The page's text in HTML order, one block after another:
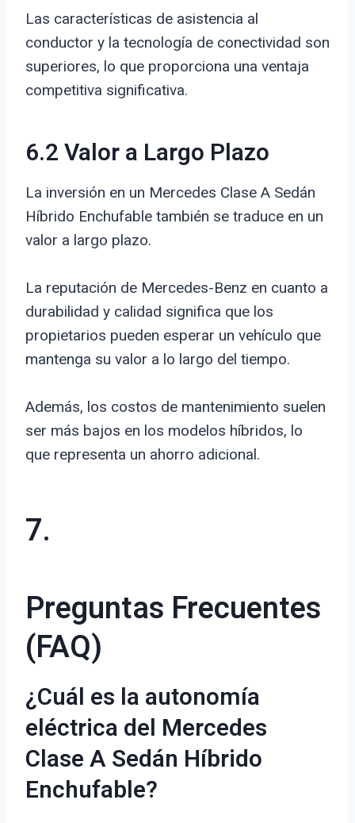
Las características de asistencia al
conductor y la tecnología de conectividad son
superiores, lo que proporciona una ventaja
competitiva significativa.
6.2 Valor a Largo Plazo
La inversión en un Mercedes Clase A Sedán
Híbrido Enchufable también se traduce en un
valor a largo plazo.
La reputación de Mercedes-Benz en cuanto a
durabilidad y calidad significa que los
propietarios pueden esperar un vehículo que
mantenga su valor a lo largo del tiempo.
Además, los costos de mantenimiento suelen
ser más bajos en los modelos híbridos, lo
que representa un ahorro adicional.
7.
Preguntas Frecuentes
(FAQ)
¿Cuál es la autonomía
eléctrica del Mercedes
Clase A Sedán Híbrido
Enchufable?